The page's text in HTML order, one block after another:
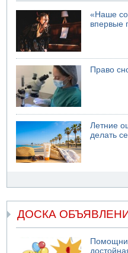
«Наше
впервые
Право
Летние
делать
ДОСКА